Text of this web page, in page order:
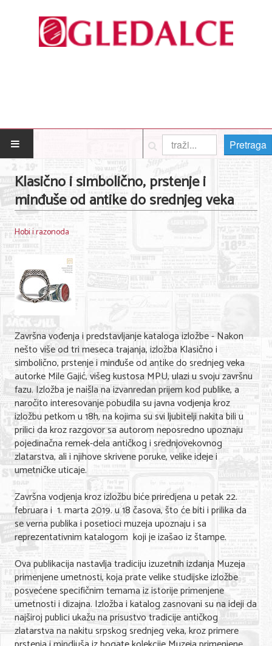
POČETNA
Posao
Usluge
Nega lica i tela
Shopping
Sve za venčanje
Sve za decu
Gastronomija
Kuća i bašta
Zdravlje i medicina
Sport i rekreacija
Hobi i razonoda
ADRESAR
Posao
Usluge
Nega lica i tela
Shopping
Sve za venčanje
Sve za decu
Pretraga
Klasično i simbolično, prstenje i
minđuše od antike do srednjeg veka
Hobi i razonoda
Završna vođenja i predstavljanje kataloga izložbe - Nakon
nešto više od tri meseca trajanja, izložba Klasično i
simbolično, prstenje i minđuše od antike do srednjeg veka
autorke Mile Gajić, višeg kustosa MPU, ulazi u svoju završnu
fazu. Izložba je naišla na izvanredan prijem kod publike, a
naročito interesovanje pobudila su javna vodjenja kroz
izložbu petkom u 18h, na kojima su svi ljubitelji nakita bili u
prilici da kroz razgovor sa autorom neposredno upoznaju
pojedinačna remek-dela antičkog i srednjovekovnog
zlatarstva, ali i njihove skrivene poruke, velike ideje i
umetničke uticaje.
Završna vodjenja kroz izložbu biće priredjena u petak 22.
februara i 1. marta 2019. u 18 časova, što će biti i prilika da
se verna publika i posetioci muzeja upoznaju i sa
reprezentativnim katalogom koji je izašao iz štampe.
Ova publikacija nastavlja tradiciju izuzetnih izdanja Muzeja
primenjene umetnosti, koja prate velike studijske izložbe
posvećene specifičnim temama iz istorije primenjene
umetnosti i dizajna. Izložba i katalog zasnovani su na ideji da
najširoj publici ukažu na prisustvo tradicije antičkog
zlatarstva na nakitu srpskog srednjeg veka, kroz primere